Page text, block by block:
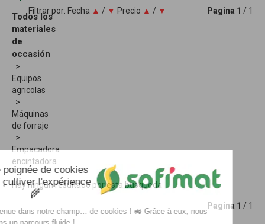
Todos los
materiales
de
occasión
Equipos
agricolas
Máquinas
de forraje
Empacadora
encintadora
Filtrar por: Fecha ▲ / ▼ Precio ▲ / ▼ Pagina 1 / 1
Hay ningun resultado por esta busqueda
Pagina 1 / 1